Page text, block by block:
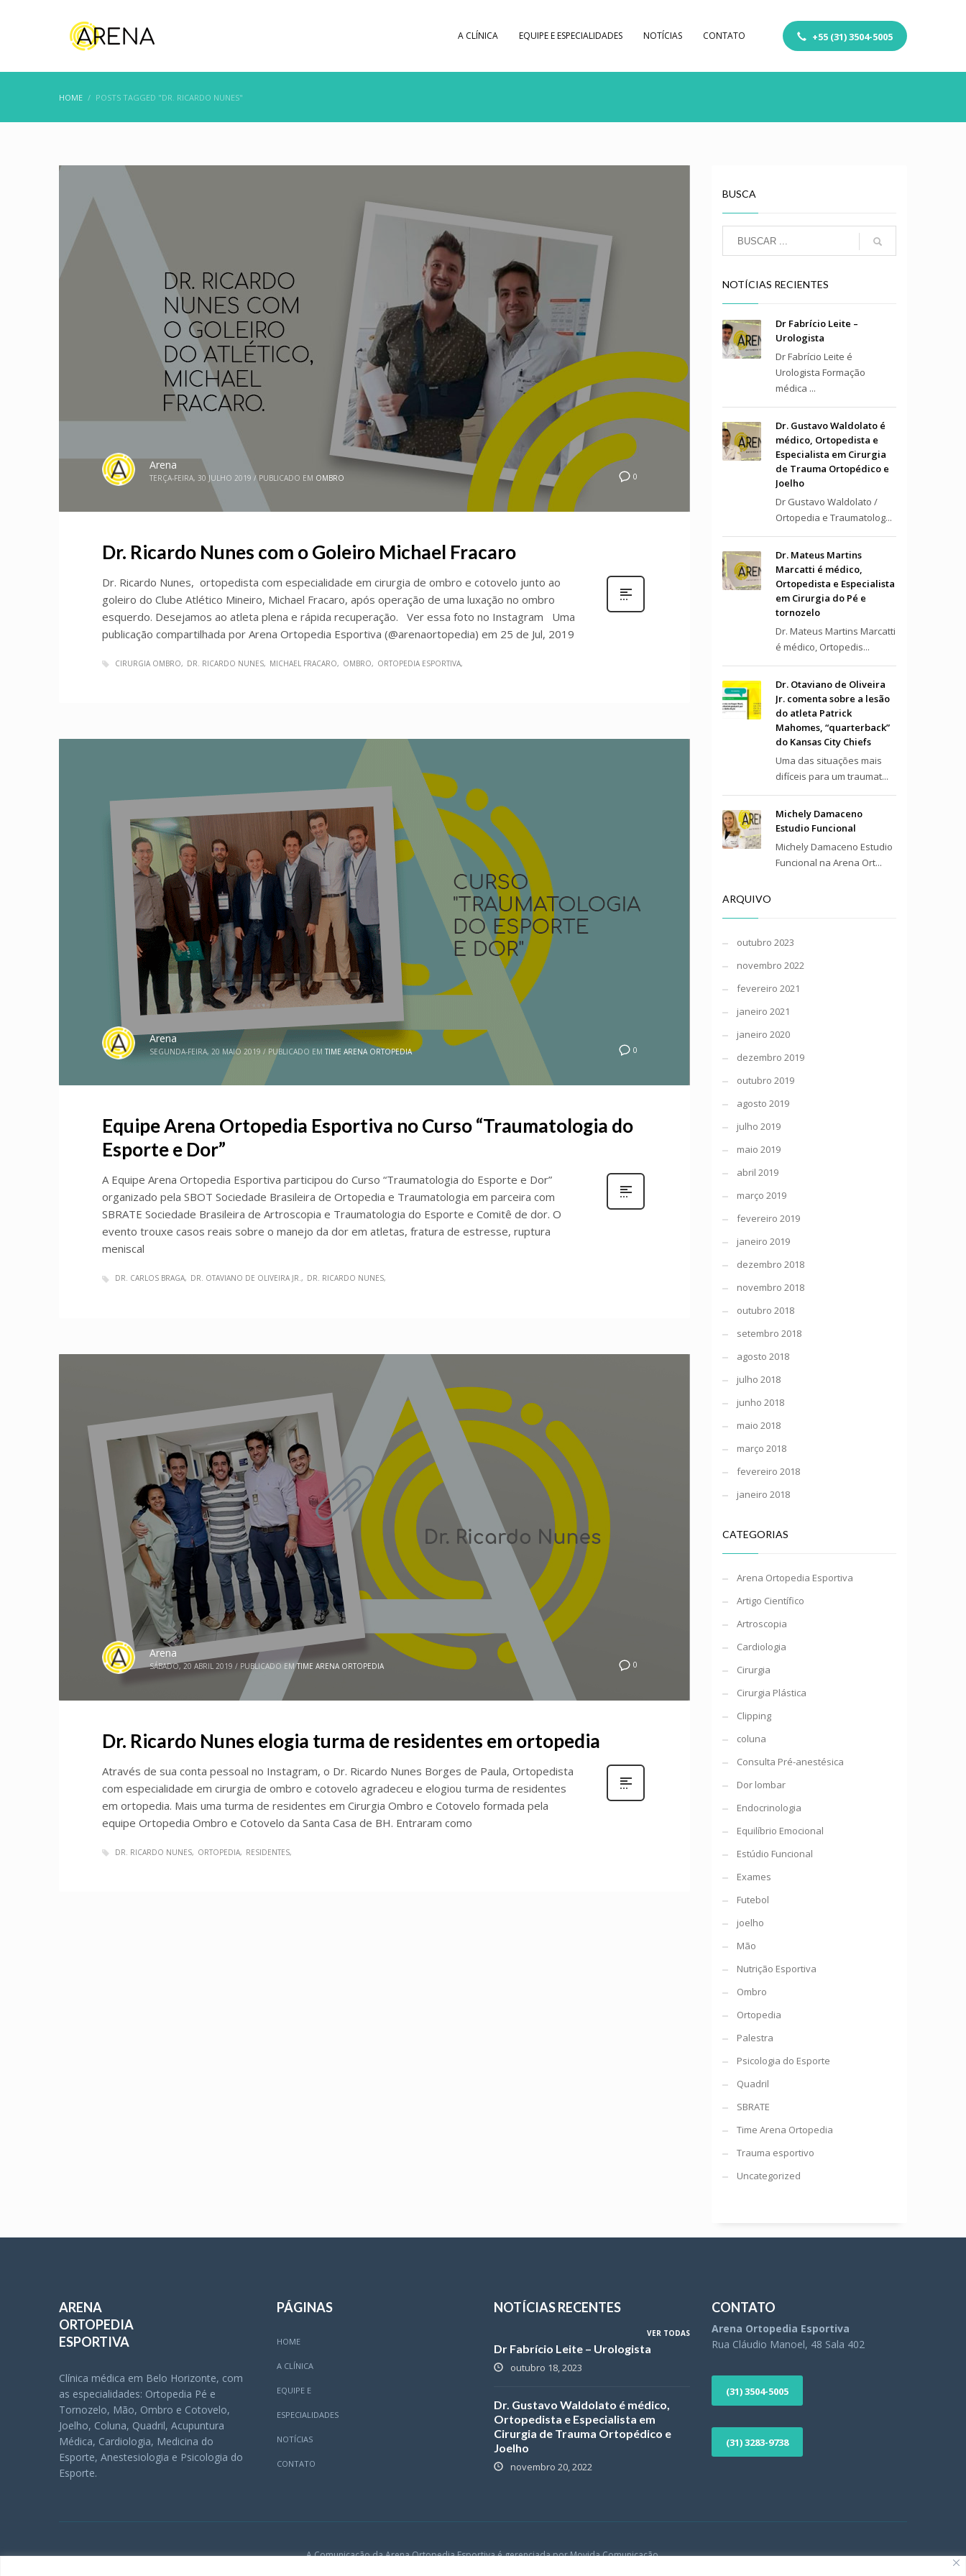
A CLÍNICA EQUIPE E ESPECIALIDADES NOTÍCIAS CONTATO +55 (31) 3504-5005
HOME POSTS TAGGED "DR. RICARDO NUNES"
0
Arena
TERÇA-FEIRA, 30 JULHO 2019 / PUBLICADO EM OMBRO
Dr. Ricardo Nunes com o Goleiro Michael Fracaro
Dr. Ricardo Nunes, ortopedista com especialidade em cirurgia de ombro e cotovelo junto ao
goleiro do Clube Atlético Mineiro, Michael Fracaro, após operação de uma luxação no ombro
esquerdo. Desejamos ao atleta plena e rápida recuperação. Ver essa foto no Instagram Uma
publicação compartilhada por Arena Ortopedia Esportiva (@arenaortopedia) em 25 de Jul, 2019
CIRURGIA OMBRO DR. RICARDO NUNES MICHAEL FRACARO OMBRO ORTOPEDIA ESPORTIVA
0
Arena
SEGUNDA-FEIRA, 20 MAIO 2019 / PUBLICADO EM TIME ARENA ORTOPEDIA
Equipe Arena Ortopedia Esportiva no Curso “Traumatologia do
Esporte e Dor”
A Equipe Arena Ortopedia Esportiva participou do Curso “Traumatologia do Esporte e Dor”
organizado pela SBOT Sociedade Brasileira de Ortopedia e Traumatologia em parceira com
SBRATE Sociedade Brasileira de Artroscopia e Traumatologia do Esporte e Comitê de dor. O
evento trouxe casos reais sobre o manejo da dor em atletas, fratura de estresse, ruptura
meniscal
DR. CARLOS BRAGA DR. OTAVIANO DE OLIVEIRA JR. DR. RICARDO NUNES
0
Arena
SÁBADO, 20 ABRIL 2019 / PUBLICADO EM TIME ARENA ORTOPEDIA
Dr. Ricardo Nunes elogia turma de residentes em ortopedia
Através de sua conta pessoal no Instagram, o Dr. Ricardo Nunes Borges de Paula, Ortopedista
com especialidade em cirurgia de ombro e cotovelo agradeceu e elogiou turma de residentes
em ortopedia. Mais uma turma de residentes em Cirurgia Ombro e Cotovelo formada pela
equipe Ortopedia Ombro e Cotovelo da Santa Casa de BH. Entraram como
DR. RICARDO NUNES ORTOPEDIA RESIDENTES
BUSCA
NOTÍCIAS RECIENTES
Dr Fabrício Leite –
Urologista
Dr Fabrício Leite é
Urologista Formação
médica ...
Dr. Gustavo Waldolato é
médico, Ortopedista e
Especialista em Cirurgia
de Trauma Ortopédico e
Joelho
Dr Gustavo Waldolato /
Ortopedia e Traumatolog...
Dr. Mateus Martins
Marcatti é médico,
Ortopedista e Especialista
em Cirurgia do Pé e
tornozelo
Dr. Mateus Martins Marcatti
é médico, Ortopedis...
Dr. Otaviano de Oliveira
Jr. comenta sobre a lesão
do atleta Patrick
Mahomes, “quarterback”
do Kansas City Chiefs
Uma das situações mais
difíceis para um traumat...
Michely Damaceno
Estudio Funcional
Michely Damaceno Estudio
Funcional na Arena Ort...
ARQUIVO
outubro 2023
novembro 2022
fevereiro 2021
janeiro 2021
janeiro 2020
dezembro 2019
outubro 2019
agosto 2019
julho 2019
maio 2019
abril 2019
março 2019
fevereiro 2019
janeiro 2019
dezembro 2018
novembro 2018
outubro 2018
setembro 2018
agosto 2018
julho 2018
junho 2018
maio 2018
março 2018
fevereiro 2018
janeiro 2018
CATEGORIAS
Arena Ortopedia Esportiva
Artigo Científico
Artroscopia
Cardiologia
Cirurgia
Cirurgia Plástica
Clipping
coluna
Consulta Pré-anestésica
Dor lombar
Endocrinologia
Equilíbrio Emocional
Estúdio Funcional
Exames
Futebol
joelho
Mão
Nutrição Esportiva
Ombro
Ortopedia
Palestra
Psicologia do Esporte
Quadril
SBRATE
Time Arena Ortopedia
Trauma esportivo
Uncategorized
ARENA
ORTOPEDIA
ESPORTIVA
Clínica médica em Belo Horizonte, com
as especialidades: Ortopedia Pé e
Tornozelo, Mão, Ombro e Cotovelo,
Joelho, Coluna, Quadril, Acupuntura
Médica, Cardiologia, Medicina do
Esporte, Anestesiologia e Psicologia do
Esporte.
PÁGINAS
HOME
A CLÍNICA
EQUIPE E
ESPECIALIDADES
NOTÍCIAS
CONTATO
NOTÍCIAS RECENTES
VER TODAS
Dr Fabrício Leite – Urologista
outubro 18, 2023
Dr. Gustavo Waldolato é médico,
Ortopedista e Especialista em
Cirurgia de Trauma Ortopédico e
Joelho
novembro 20, 2022
CONTATO
Arena Ortopedia Esportiva
Rua Cláudio Manoel, 48 Sala 402
(31) 3504-5005
(31) 3283-9738
A Comunicação da Arena Ortopedia Esportiva é gerenciada porMovida Comunicação.